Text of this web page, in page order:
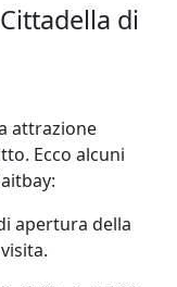
di
attrazione
Ecco alcuni
apertura della